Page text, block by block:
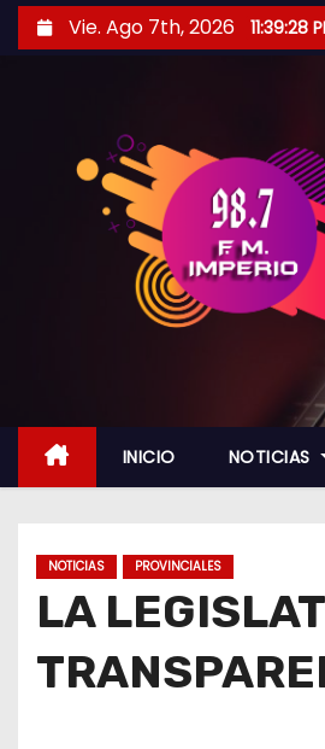
i
Vie. Ago 7th, 2026 11:39:29
INICIO NOTICIAS
NOTICIAS PROVINCIALES
LA